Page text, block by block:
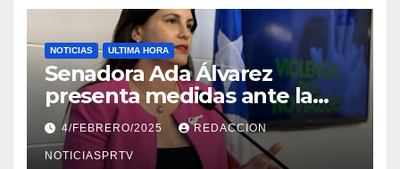
NOTICIAS ULTIMA HORA
Senadora Ada Álvarez
presenta medidas ante la
violencia en el noviazgo
4/FEBRERO/2025 REDACCION
NOTICIASPRTV